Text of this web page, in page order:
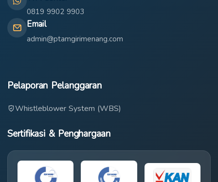
0819 9902 9903
Email
admin@ptamgirimenang.com
Pelaporan Pelanggaran
Whistleblower System (WBS)
Sertifikasi & Penghargaan